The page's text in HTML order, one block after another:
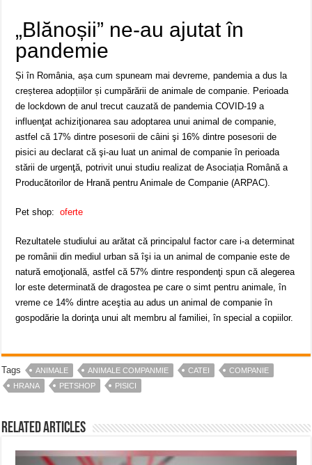
„Blănoșii” ne-au ajutat în
pandemie
Și în România, așa cum spuneam mai devreme, pandemia a dus la
creșterea adopțiilor și cumpărării de animale de companie. Perioada
de lockdown de anul trecut cauzată de pandemia COVID-19 a
influenţat achiziţionarea sau adoptarea unui animal de companie,
astfel că 17% dintre posesorii de câini şi 16% dintre posesorii de
pisici au declarat că şi-au luat un animal de companie în perioada
stării de urgenţă, potrivit unui studiu realizat de Asociația Română a
Producătorilor de Hrană pentru Animale de Companie (ARPAC).
Pet shop:oferte
Rezultatele studiului au arătat că principalul factor care i-a determinat
pe românii din mediul urban să îşi ia un animal de companie este de
natură emoţională, astfel că 57% dintre respondenţi spun că alegerea
lor este determinată de dragostea pe care o simt pentru animale, în
vreme ce 14% dintre aceştia au adus un animal de companie în
gospodărie la dorinţa unui alt membru al familiei, în special a copiilor.
Tags ANIMALE ANIMALE COMPANMIE CATEI
COMPANIE
HRANA
PETSHOP PISICI
Related Articles